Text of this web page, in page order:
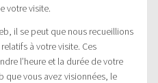
votre visite.
il se peut que nous recueillions
à votre visite. Ces
l’heure et la durée de votre
que vous avez visionnées, le